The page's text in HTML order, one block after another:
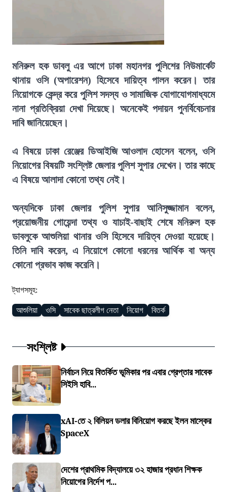
মনিরুল হক ডাবলু এর আগে ঢাকা মহানগর পুলিশের নিউমার্কেট
থানায় ওসি (অপারেশন) হিসেবে দায়িত্ব পালন করেন। তার
নিয়োগকে কেন্দ্র করে পুলিশ সদস্য ও সামাজিক যোগাযোগমাধ্যমে
নানা প্রতিক্রিয়া দেখা দিয়েছে। অনেকেই পদায়ন পুনর্বিবেচনার
দাবি জানিয়েছেন।
এ বিষয়ে ঢাকা রেঞ্জের ডিআইজি আওলাদ হোসেন বলেন, ওসি
নিয়োগের বিষয়টি সংশ্লিষ্ট জেলার পুলিশ সুপার দেখেন। তার কাছে
এ বিষয়ে আলাদা কোনো তথ্য নেই।
অন্যদিকে ঢাকা জেলার পুলিশ সুপার আনিসুজ্জামান বলেন,
প্রয়োজনীয় গোয়েন্দা তথ্য ও যাচাই-বাছাই শেষে মনিরুল হক
ডাবলুকে আশুলিয়া থানার ওসি হিসেবে দায়িত্ব দেওয়া হয়েছে।
তিনি দাবি করেন, এ নিয়োগে কোনো ধরনের আর্থিক বা অন্য
কোনো প্রভাব কাজ করেনি।
ট্যাগসমূহ:
আশুলিয়া ওসি সাবেক ছাত্রলীগ নেতা নিয়োগ বিতর্ক
সংশ্লিষ্ট
নির্বাচন নিয়ে বিতর্কিত ভূমিকার পর এবার গ্রেপ্তার সাবেক
সিইসি হাবি...
xAI-তে ২ বিলিয়ন ডলার বিনিয়োগ করছে ইলন মাস্কের
SpaceX
দেশের প্রাথমিক বিদ্যালয়ে ৩২ হাজার প্রধান শিক্ষক
নিয়োগের নির্দেশ প...